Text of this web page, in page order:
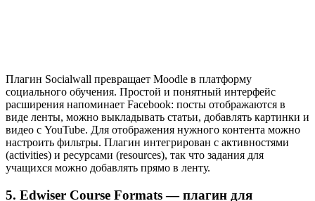
Плагин Socialwall превращает Moodle в платформу
социального обучения. Простой и понятный интерфейс
расширения напоминает Facebook: посты отображаются в
виде ленты, можно выкладывать статьи, добавлять картинки и
видео с YouTube. Для отображения нужного контента можно
настроить фильтры. Плагин интегрирован с активностями
(activities) и ресурсами (resources), так что задания для
учащихся можно добавлять прямо в ленту.
5. Edwiser Course Formats — плагин для